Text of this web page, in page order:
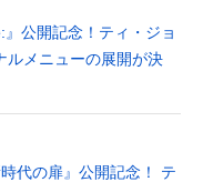
』公開記念！ティ・ジョ
ルメニューの展開が決
代の扉』公開記念！ テ